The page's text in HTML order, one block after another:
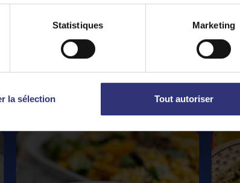
Statistiques Marketing
la sélection Tout autoriser
phares